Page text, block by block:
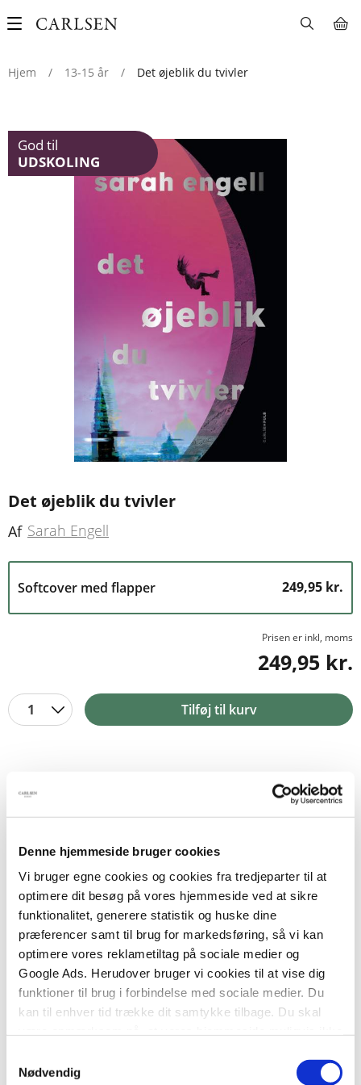
Denne hjemmeside bruger cookies
Vi bruger egne cookies og cookies fra tredjeparter til at
optimere dit besøg på vores hjemmeside ved at sikre
funktionalitet, generere statistik og huske dine
præferencer samt til brug for markedsføring, så vi kan
optimere vores reklametiltag på sociale medier og
Google Ads. Herudover bruger vi cookies til at vise dig
funktioner til brug i forbindelse med sociale medier. Du
kan til enhver tid trække dit samtykke tilbage. Du skal
tilbagetrækker et samtykke.
Nødvendig
Main
Hjem
/ 13-15 år / Det øjeblik du tvivler
God til
UDSKOLING
Det øjeblik du tvivler
Af Sarah Engell
Softcover med flapper 249,95 kr.
Prisen er inkl, moms
249,95 kr.
1 Tilføj til kurv
BESKRIVELSE LÆRINGSMATERIALE
falde fra hinanden og miste grebet om sit liv –
også selvom man er vant til at stå op for sig
selv.
Vigga er skater, en rigtig dygtig skater, og som ung
kvinde i en mandesport skal man være hårdfør. Så
Vigga har droppet dating og træner intensivt for at
bevise, at kvinder er lige så gode til at skate som
mænd. Lige indtil hun uventet forelsker sig. Han er
lækker, han er cool, han er skarp. Han ser ind
under Viggas hårde ydre og vil gøre alt for at
passe på hende. Også da hun pludselig begynder
at modtage ubehagelige trusler.